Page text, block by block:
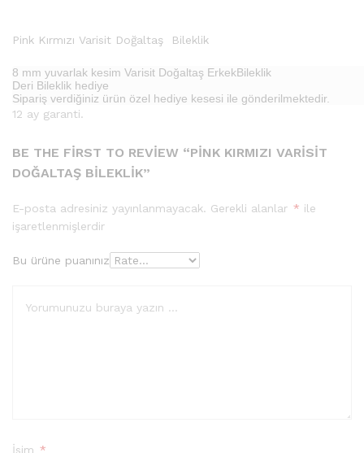
Pink Kırmızı Varisit Doğaltaş Bileklik
8 mm yuvarlak kesim Varisit Doğaltaş ErkekBileklik
Deri Bileklik hediye
Sipariş verdiğiniz ürün özel hediye kesesi ile gönderilmektedir.
12 ay garanti.
BE THE FIRST TO REVIEW “PINK KIRMIZI VARISIT
DOĞALTAŞ BILEKLIK”
E-posta adresiniz yayınlanmayacak. Gerekli alanlar * ile
işaretlenmişlerdir
Bu ürüne puanınız
İsim *